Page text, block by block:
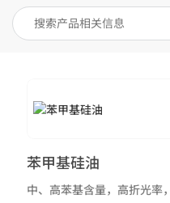
苯甲基硅油
中、高苯基含量，高折光率